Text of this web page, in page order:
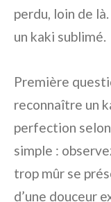
perdu, loin de
un kaki sublimé.
Première
reconnaître un
perfection
simple :
trop mûr se
d’une douceur